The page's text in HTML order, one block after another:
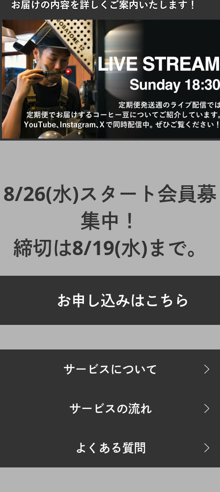
8/26(水)スタート会員募
集中！
締切は8/19(水)まで。
お申し込みはこちら
サービスについて
サービスの流れ
よくある質問